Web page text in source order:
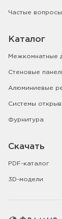
Частые вопросы
Каталог
Межкомнатные
Стеновые
Алюминиевые
Системы
Фурнитура
Скачать
PDF-каталог
3D-модели